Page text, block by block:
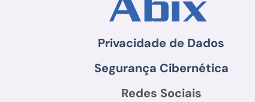
Privacidade de Dados
Segurança Cibernética
Redes Sociais